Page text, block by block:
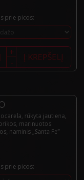
prie picos:
-
+ Į KREPŠELĮ
rūkyta jautiena,
marinuotos
naminis „Santa Fe”
prie picos: